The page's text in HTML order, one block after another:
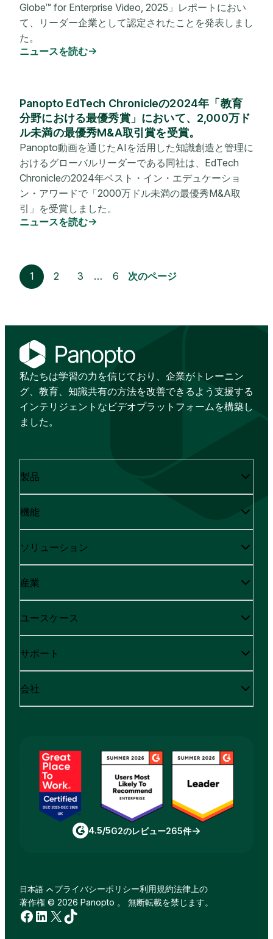
Globe™ for Enterprise Video, 2025」レポートにおい
て、リーダー企業として認定されたことを発表しまし
た。
ニュースを読む
Panopto EdTech Chronicleの2024年「教育
分野における最優秀賞」において、2,000万ド
ル未満の最優秀M&A取引賞を受賞。
Panopto動画を通じたAIを活用した知識創造と管理に
おけるグローバルリーダーである同社は、EdTech
Chronicleの2024年ベスト・イン・エデュケーショ
ン・アワードで「2000万ドル未満の最優秀M&A取
引」を受賞しました。
ニュースを読む
1 2 3 … 6 次のページ
私たちは学習の力を信じており、企業がトレーニン
グ、教育、知識共有の方法を改善できるよう支援する
インテリジェントなビデオプラットフォームを構築し
ました。
製品
機能
ソリューション
産業
ユースケース
サポート
会社
4.5/5G2のレビュー265件
日本語 プライバシーポリシー利用規約法律上の
著作権 © 2026 Panopto 。 無断転載を禁じます。
Facebook
LinkedIn
X TikTok